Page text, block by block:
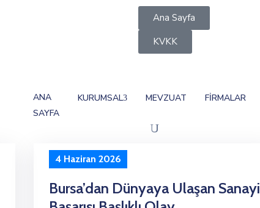
Ana Sayfa
KVKK
ANA
SAYFA
KURUMSAL MEVZUAT FİRMALAR
4 Haziran 2026
Bursa’dan Dünyaya Ulaşan Sanayi